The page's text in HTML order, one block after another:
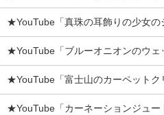
★YouTube「真珠の耳飾りの少女の
★YouTube「ブルーオニオンのウェ
★YouTube「富士山のカーペットク
★YouTube「カーネーションジュー